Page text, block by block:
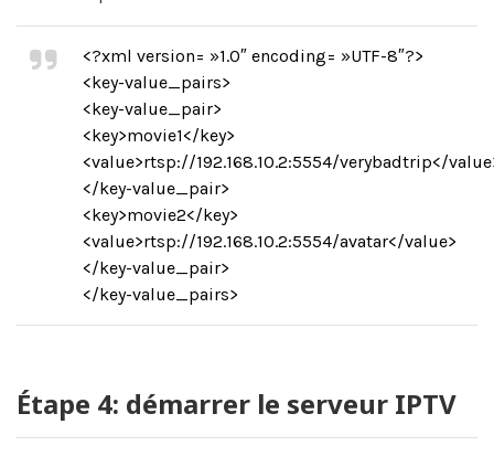
<?xml version= »1.0″ encoding= »UTF-8″?>
<key-value_pairs>
<key-value_pair>
<key>movie1</key>
<value>rtsp://192.168.10.2:5554/verybadtrip</
</key-value_pair>
<key>movie2</key>
<value>rtsp://192.168.10.2:5554/avatar</value>
</key-value_pair>
</key-value_pairs>
Étape 4: démarrer le serveur IPTV